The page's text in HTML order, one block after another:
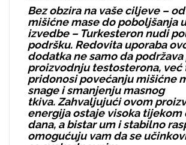
Bez obzira na vaše ciljeve –
mišićne mase do poboljšanja
izvedbe – Turkesteron nudi
podršku. Redovita uporaba
dodatka ne samo da
proizvodnju testosterona, već
pridonosi povećanju mišićne
snage i smanjenju masnog
tkiva. Zahvaljujući ovom
energija ostaje visoka tijekom
dana, a bistar um i stabilno
omogućuju vam da se